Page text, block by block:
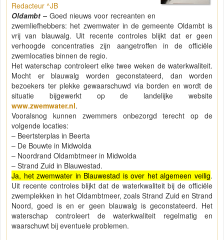
Redacteur ^JB
Oldambt – Goed nieuws voor recreanten en
zwemliefhebbers: het zwemwater in de gemeente Oldambt is
vrij van blauwalg. Uit recente controles blijkt dat er geen
verhoogde concentraties zijn aangetroffen in de officiële
zwemlocaties binnen de regio.
Het waterschap controleert elke twee weken de waterkwaliteit.
Mocht er blauwalg worden geconstateerd, dan worden
bezoekers ter plekke gewaarschuwd via borden en wordt de
situatie bijgewerkt op de landelijke website
www.zwemwater.nl.
Vooralsnog kunnen zwemmers onbezorgd terecht op de
volgende locaties:
– Beertsterplas in Beerta
– De Bouwte in Midwolda
– Noordrand Oldambtmeer in Midwolda
– Strand Zuid in Blauwestad.
Ja, het zwemwater in Blauwestad is over het algemeen veilig.
Uit recente controles blijkt dat de waterkwaliteit bij de officiële
zwemplekken in het Oldambtmeer, zoals Strand Zuid en Strand
Noord, goed is en er geen blauwalg is geconstateerd. Het
waterschap controleert de waterkwaliteit regelmatig en
waarschuwt bij eventuele problemen.